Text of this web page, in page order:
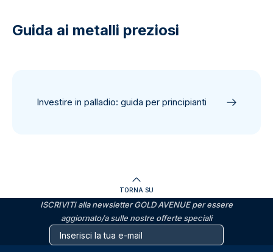
Guida ai metalli preziosi
Investire in palladio: guida per principianti
TORNA SU
ISCRIVITI alla newsletter GOLD AVENUE per essere
aggiornato/a sulle nostre offerte speciali